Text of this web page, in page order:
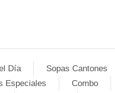
Día Sopas Cantones
Especiales Combo